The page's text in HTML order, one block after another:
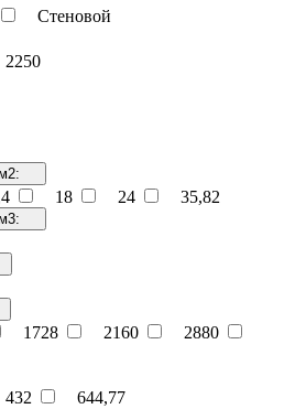
Стеновой
2250
18 24 35,82
1728 2160
2880
432 644,77